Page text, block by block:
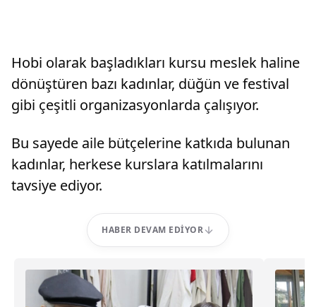
Hobi olarak başladıkları kursu meslek haline
dönüştüren bazı kadınlar, düğün ve festival
gibi çeşitli organizasyonlarda çalışıyor.
Bu sayede aile bütçelerine katkıda bulunan
kadınlar, herkese kurslara katılmalarını
tavsiye ediyor.
HABER DEVAM EDIYOR